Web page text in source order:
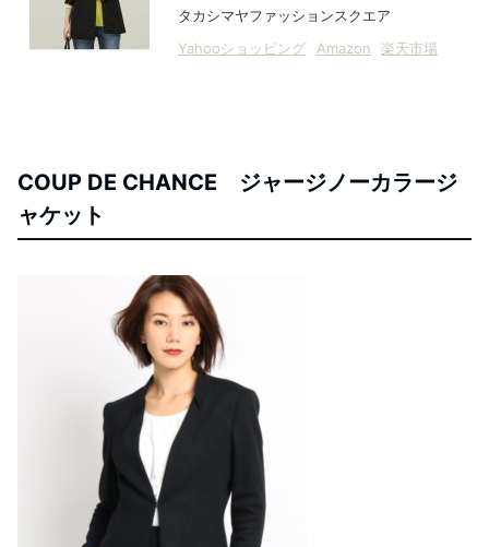
タカシマヤファッションスクエア
Yahooショッピング
Amazon 楽天市場
COUP DE CHANCE ジャージノーカラージ
ャケット